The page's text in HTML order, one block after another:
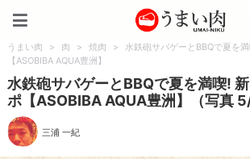
うまい肉 > 肉 > 焼肉 >
水鉄砲サバゲーとBBQで夏を
【ASOBIBA AQUA豊洲】
水鉄砲サバゲーとBBQで夏を満喫!
ポ【ASOBIBA AQUA豊洲】（写真 5/
三浦 一紀